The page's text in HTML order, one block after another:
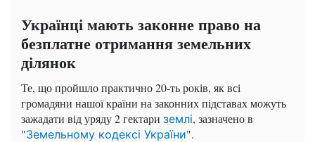
Українці мають законне право на
безплатне отримання земельних
ділянок
Те, що пройшло практично 20-ть років, як всі
громадяни нашої країни на законних підставах можуть
зажадати від уряду 2 гектари землі, зазначено в
"Земельному кодексі України".